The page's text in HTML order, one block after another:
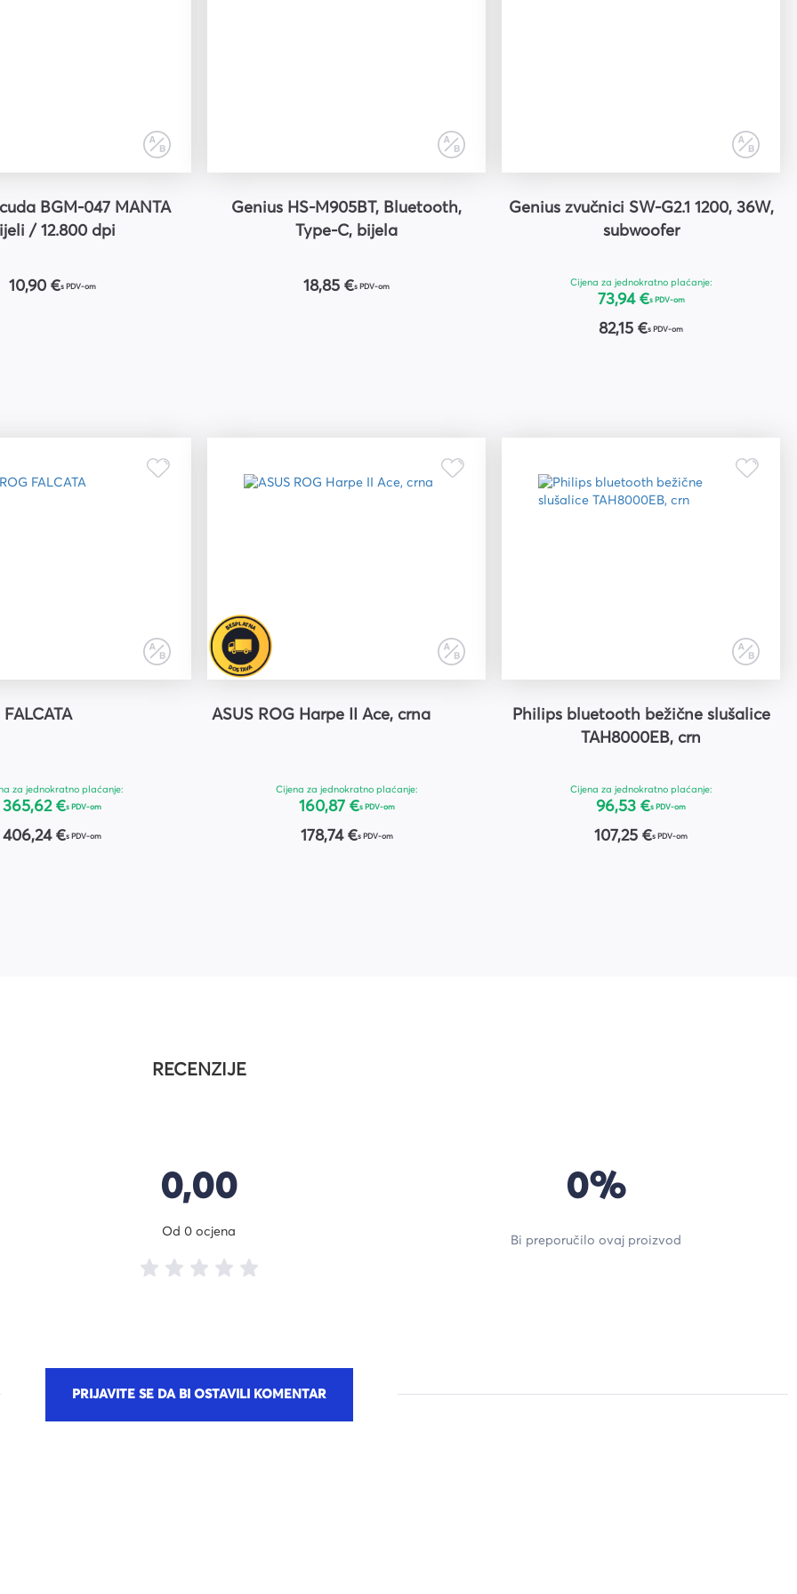
BGM-047 MANTA
/ 12.800 dpi
10,90 €s PDV-om
Genius HS-M905BT, Bluetooth,
Type-C, bijela
18,85 €s PDV-om
Genius zvučnici SW-G2.1 1200, 36W,
subwoofer
Cijena za jednokratno plaćanje:
73,94 €s PDV-om
82,15 €s PDV-om
za jednokratno plaćanje:
365,62 €s PDV-om
406,24 €s PDV-om
ASUS ROG Harpe II Ace, crna
Cijena za jednokratno plaćanje:
160,87 €s PDV-om
178,74 €s PDV-om
Philips bluetooth bežične slušalice
TAH8000EB, crn
Cijena za jednokratno plaćanje:
96,53 €s PDV-om
107,25 €s PDV-om
RECENZIJE
0,00
Od 0 ocjena
0%
Bi preporučilo ovaj proizvod
PRIJAVITE SE DA BI OSTAVILI KOMENTAR